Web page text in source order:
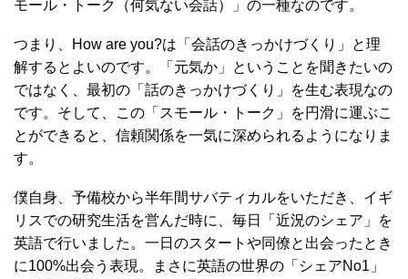
モール・トーク（何気ない会話）」の一種なのです。
つまり、How are you?は「会話のきっかけづくり」と理
解するとよいのです。「元気か」ということを聞きたいの
ではなく、最初の「話のきっかけづくり」を生む表現なの
です。そして、この「スモール・トーク」を円滑に運ぶこ
とができると、信頼関係を一気に深められるようになりま
す。
僕自身、予備校から半年間サバティカルをいただき、イギ
リスでの研究生活を営んだ時に、毎日「近況のシェア」を
英語で行いました。一日のスタートや同僚と出会ったとき
に100%出会う表現。まさに英語の世界の「シェアNo1」